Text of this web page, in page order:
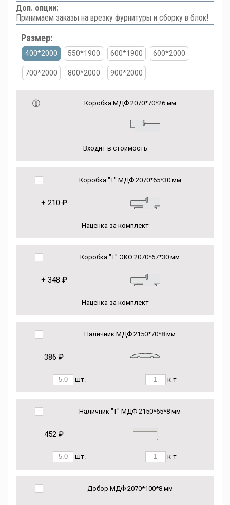
Доп. опции:
Принимаем заказы на врезку фурнитуры и сборку в блок!
Размер:
400*2000 550*1900 600*1900 600*2000
700*2000 800*2000 900*2000
Коробка МДФ 2070*70*26 мм
Входит в стоимость
Коробка "Т" МДФ 2070*65*30 мм
+ 210 ₽
Наценка за комплект
Коробка "Т" ЭКО 2070*67*30 мм
+ 348 ₽
Наценка за комплект
Наличник МДФ 2150*70*8 мм
386 ₽
шт. к-т
Наличник "Т" МДФ 2150*65*8 мм
452 ₽
шт. к-т
Добор МДФ 2070*100*8 мм